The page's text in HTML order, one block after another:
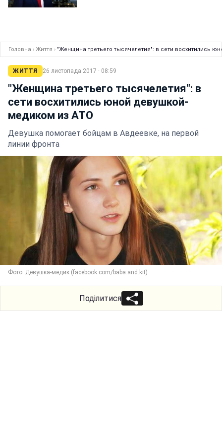
Головна › Життя › "Женщина третьего тысячелетия": в сети восхитились
ЖИТТЯ 26 листопада 2017 · 08:59
"Женщина третьего тысячелетия": в
сети восхитились юной девушкой-
медиком из АТО
Девушка помогает бойцам в Авдеевке, на первой
линии фронта
Фото: Девушка-медик (facebook.com/baba.and.kit)
Поділитися